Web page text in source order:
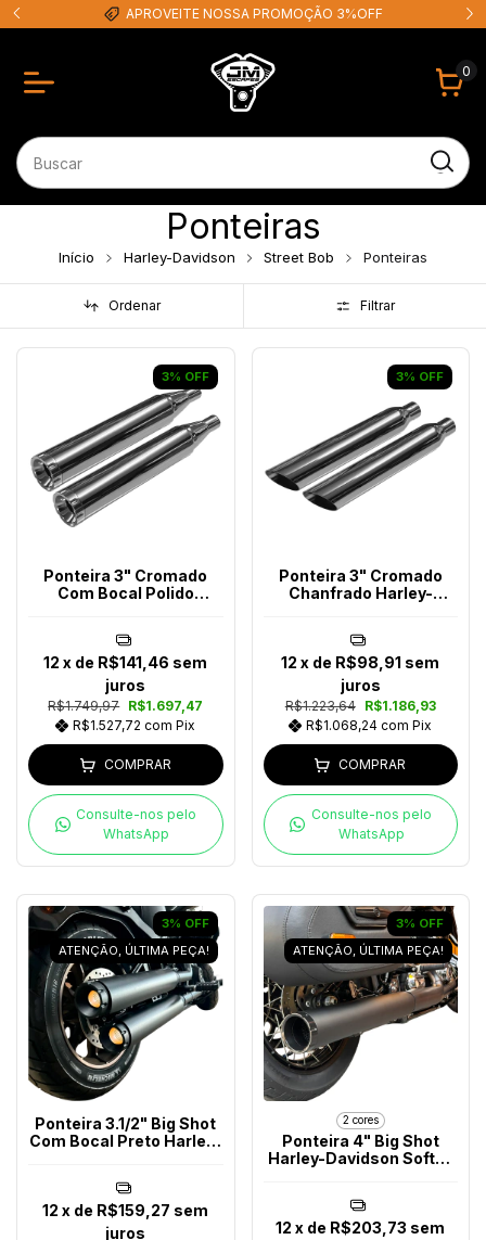
APROVEITE NOSSA PROMOÇÃO 3%OFF
0
Ponteiras
Início Harley-Davidson Street Bob Ponteiras
Ordenar Filtrar
3% OFF
Ponteira 3" Cromado
Com Bocal Polido
R$1.749,97 R$1.697,47
R$1.527,72com Pix
12 x de R$141,46 sem
juros
COMPRAR
Consulte-nos pelo
WhatsApp
3% OFF
Ponteira 3" Cromado
Chanfrado Harley-
R$1.223,64
R$1.186,93
R$1.068,24com Pix
12 x de R$98,91 sem
juros
COMPRAR
Consulte-nos pelo
WhatsApp
3% OFF
ATENÇÃO, ÚLTIMA PEÇA!
Ponteira 3.1/2" Big Shot
Com Bocal Preto Harley-
12 x de R$159,27 sem
juros
3% OFF
ATENÇÃO, ÚLTIMA PEÇA!
2 cores
Ponteira 4" Big Shot
Harley-Davidson Softail
12 x de R$203,73 sem